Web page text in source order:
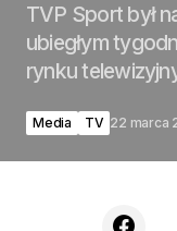
TVP Sport był
ubiegłym
rynku
Media TV 22 marca